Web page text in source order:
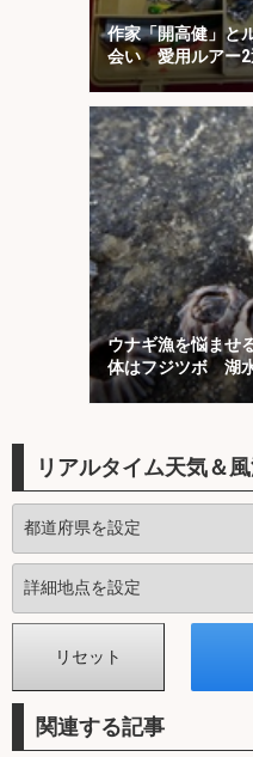
作家「開高健」と
会い 愛用ルアー2
ウナギ漁を悩ませ
体はフジツボ 湖
か
リアルタイム天気＆
関連する記事